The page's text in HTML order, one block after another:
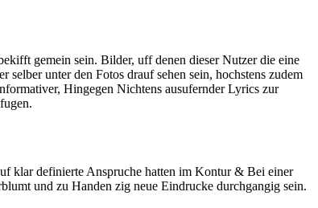
gemein sein. Bilder, uff denen dieser Nutzer die eine
unter den Fotos drauf sehen sein, hochstens zudem
Hingegen Nichtens ausufernder Lyrics zur
klar definierte Anspruche hatten im Kontur & Bei einer
und zu Handen zig neue Eindrucke durchgangig sein.